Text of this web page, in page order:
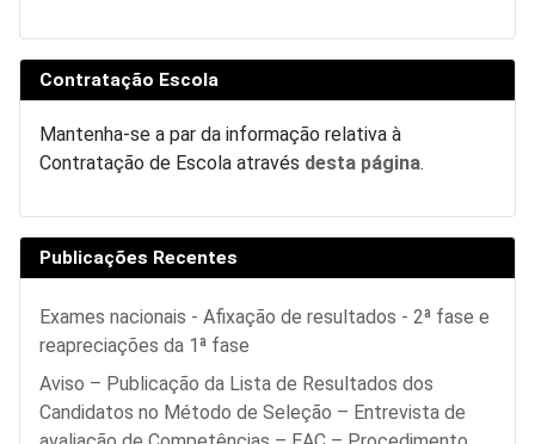
Contratação Escola
Mantenha-se a par da informação relativa à
Contratação de Escola através desta página.
Publicações Recentes
Exames nacionais - Afixação de resultados - 2ª fase e
reapreciações da 1ª fase
Aviso – Publicação da Lista de Resultados dos
Candidatos no Método de Seleção – Entrevista de